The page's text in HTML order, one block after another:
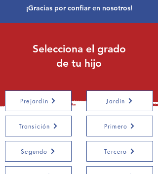
¡Gracias por confiar en nosotros!
Selecciona el grado
de tu hijo
Prejardin
Transición
Segundo
Jardin
Primero
Tercero